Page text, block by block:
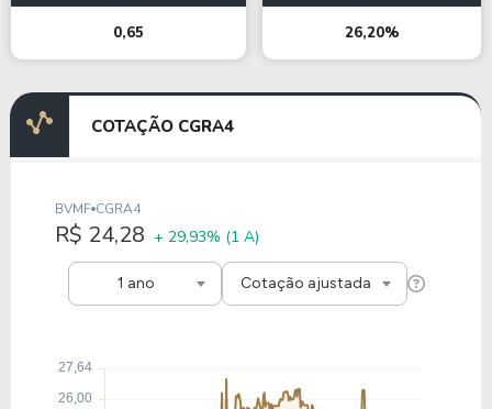
0,65 26,20%
COTAÇÃO CGRA4
1 ano
BVMF CGRA4
R$ 24,28 + 29,93% (1 A)
Cotação ajustada